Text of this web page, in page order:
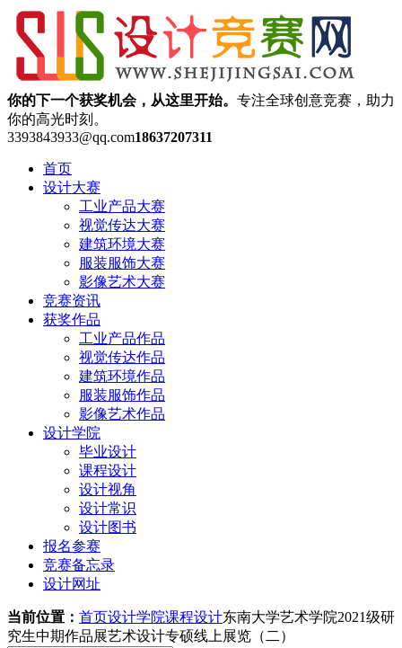
你的下一个获奖机会，从这里开始。 专注全球创意竞赛，助力
你的高光时刻。
3393843933@qq.com18637207311
首页
设计大赛
工业产品大赛
视觉传达大赛
建筑环境大赛
服装服饰大赛
影像艺术大赛
竞赛资讯
获奖作品
工业产品作品
视觉传达作品
建筑环境作品
服装服饰作品
影像艺术作品
设计学院
毕业设计
课程设计
设计视角
设计常识
设计图书
报名参赛
竞赛备忘录
设计网址
当前位置： 首页设计学院课程设计东南大学艺术学院2021级研
究生中期作品展艺术设计专硕线上展览（二）